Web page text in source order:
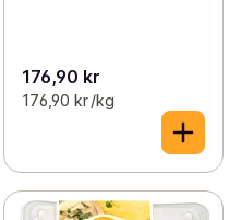
176,90 kr
176,90 kr /kg